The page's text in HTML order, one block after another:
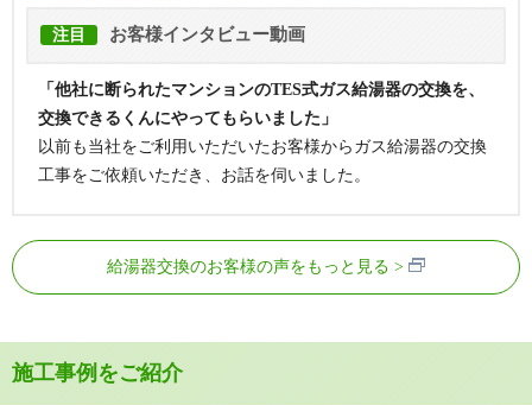
注目 お客様インタビュー動画
「他社に断られたマンションのTES式ガス給湯器の交換を、
交換できるくんにやってもらいました」
以前も当社をご利用いただいたお客様からガス給湯器の交換
工事をご依頼いただき、お話を伺いました。
給湯器交換のお客様の声をもっと見る
施工事例をご紹介